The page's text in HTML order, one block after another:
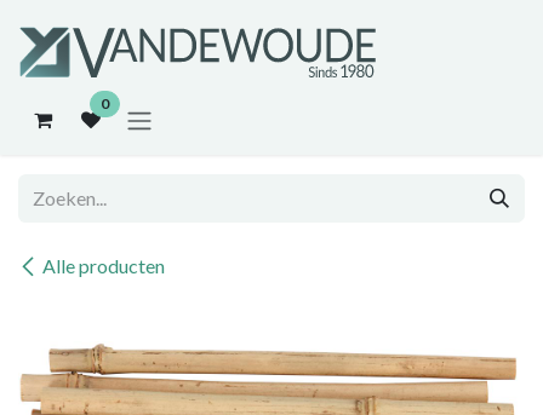
0
Alle producten